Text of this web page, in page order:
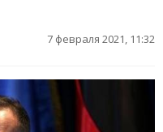
7 февраля 2021, 11:32